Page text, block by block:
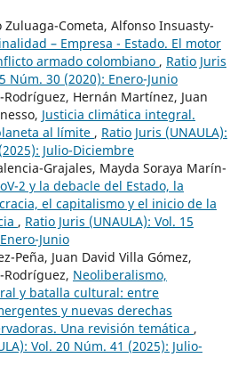
Cometa, Alfonso Insuasty-
– Empresa - Estado. El motor
armado colombiano , Ratio Juris
Núm. 30 (2020): Enero-Junio
Hernán Martínez, Juan
Justicia climática integral.
al límite , Ratio Juris (UNAULA):
Julio-Diciembre
Grajales, Mayda Soraya Marín-
2 y la debacle del Estado, la
el capitalismo y el inicio de la
, Ratio Juris (UNAULA): Vol. 15
Junio
Peña, Juan David Villa Gómez,
Neoliberalismo,
y batalla cultural: entre
y nuevas derechas
Una revisión temática ,
Vol. 20 Núm. 41 (2025): Julio-